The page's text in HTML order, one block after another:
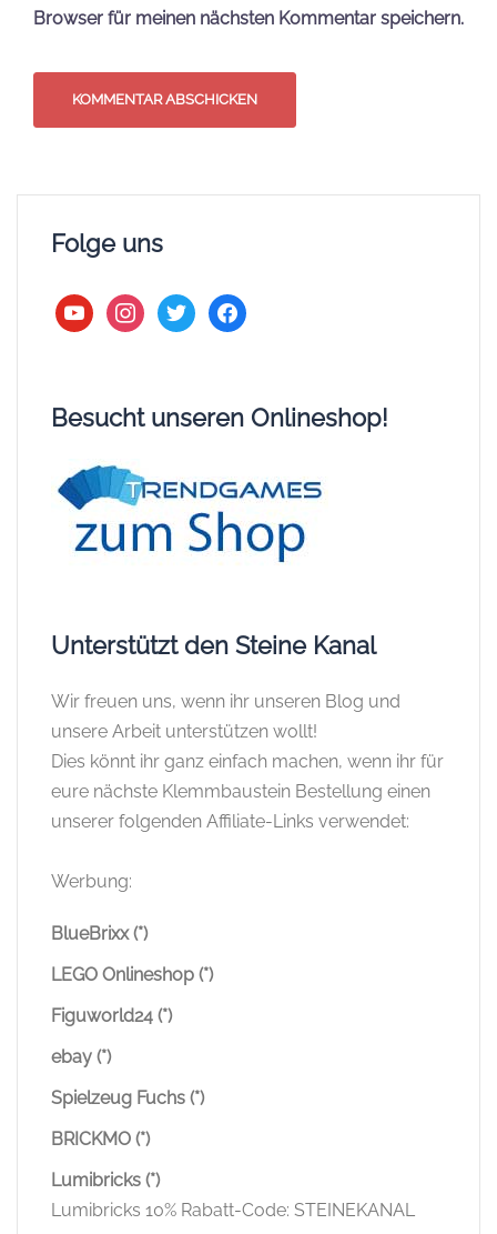
Browser für meinen nächsten Kommentar speichern.
Folge uns
youtubeinstagram
twitter facebook
Besucht unseren Onlineshop!
Unterstützt den Steine Kanal
Wir freuen uns, wenn ihr unseren Blog und
unsere Arbeit unterstützen wollt!
Dies könnt ihr ganz einfach machen, wenn ihr für
eure nächste Klemmbaustein Bestellung einen
unserer folgenden Affiliate-Links verwendet:
Werbung:
BlueBrixx (*)
LEGO Onlineshop (*)
Figuworld24 (*)
ebay (*)
Spielzeug Fuchs (*)
BRICKMO (*)
Lumibricks (*)
Lumibricks 10% Rabatt-Code: STEINEKANAL